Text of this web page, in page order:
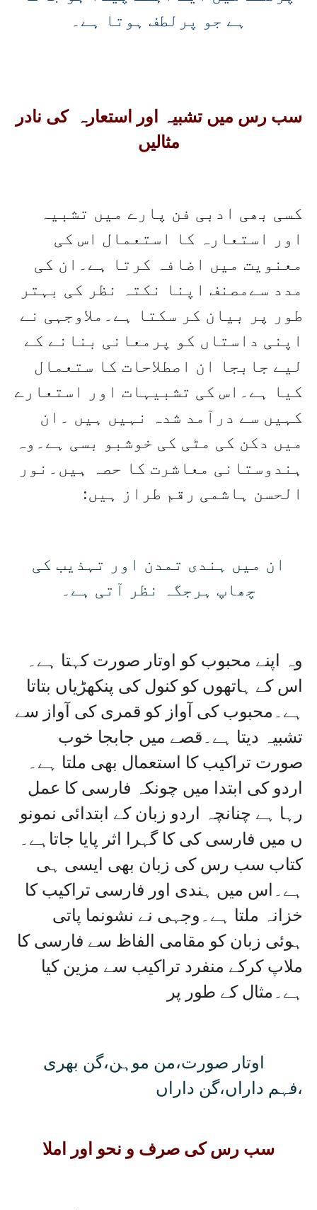
ہے جو پرلطف ہوتا ہے۔
سب رس میں تشبیہ اور استعارہ کی نادر
مثالیں
کسی بھی ادبی فن پارے میں تشبیہ
اور استعارہ کا استعمال اس کی
معنویت میں اضافہ کرتا ہے۔ان کی
مدد سےمصنف اپنا نکتہ نظر کی بہتر
طور پر بیان کر سکتا ہے۔ملاوجہی نے
اپنی داستاں کو پرمعانی بنانے کے
لیے جابجا ان اصطلاحات کا ستعمال
کیا ہے۔اس کی تشبیہات اور استعارے
کہیں سے درآمد شدہ نہیں ہیں ۔ان
میں دکن کی مٹی کی خوشبو بسی ہے۔وہ
ہندوستانی معاشرت کا حصہ ہیں۔نور
الحسن ہاشمی رقم طراز ہیں:
ان میں ہندی تمدن اور تہذیب کی
چھاپ ہرجگہ نظر آتی ہے۔
وہ اپنے محبوب کو اوتار صورت کہتا ہے۔
اس کے ہاتھوں کو کنول کی پنکھڑیاں بتاتا
ہے۔محبوب کی آواز کو قمری کی آواز سے
تشبیہ دیتا ہے۔قصے میں جابجا خوب
صورت تراکیب کا استعمال بھی ملتا ہے۔
اردو کی ابتدا میں چونکہ فارسی کا عمل
رہا ہے چنانچہ اردو زبان کے ابتدائی نمونو
ں میں فارسی کی کا گہرا اثر پایا جاتاہے۔
کتاب سب رس کی زبان بھی ایسی ہی
ہے۔اس میں ہندی اور فارسی تراکیب کا
خزانہ ملتا ہے۔وجہی نے نشونما پاتی
ہوئی زبان کو مقامی الفاظ سے فارسی کا
ملاپ کرکے منفرد تراکیب سے مزین کیا
ہے۔مثال کے طور پر
اوتار صورت،من موہن،گن بھری
،فہم داراں،گن داراں
سب رس کی صرف و نحو اور املا